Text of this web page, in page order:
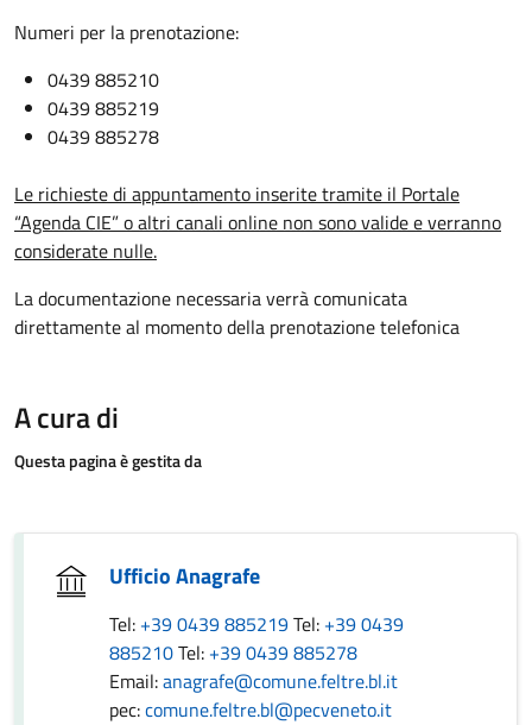
Numeri per la prenotazione:
0439 885210
0439 885219
0439 885278
Le richieste di appuntamento inserite tramite il Portale
“Agenda CIE” o altri canali online non sono valide e verranno
considerate nulle.
La documentazione necessaria verrà comunicata
direttamente al momento della prenotazione telefonica
A cura di
Questa pagina è gestita da
Ufficio Anagrafe
Tel: +39 0439 885219Tel: +39 0439
885210Tel: +39 0439 885278
Email:anagrafe@comune.feltre.bl.it
pec:comune.feltre.bl@pecveneto.it